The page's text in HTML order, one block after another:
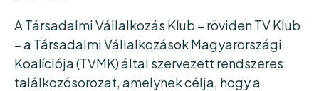
A Társadalmi Vállalkozás Klub – röviden TV Klub
– a Társadalmi Vállalkozások Magyarországi
Koalíciója (TVMK) által szervezett rendszeres
találkozósorozat, amelynek célja, hogy a